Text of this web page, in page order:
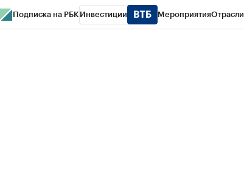
Подписка на РБК Инвестиции МероприятияОтрасли